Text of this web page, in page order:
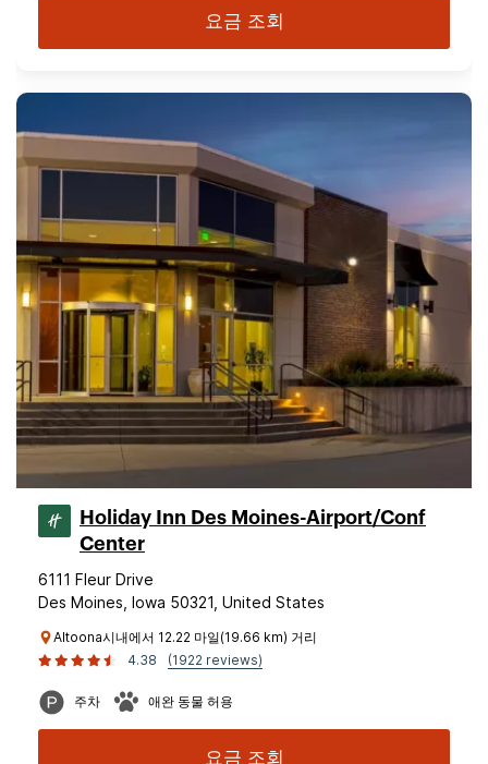
요금 조회
Holiday Inn Des Moines-Airport/Conf
Center
6111 Fleur Drive
Des Moines, Iowa 50321, United States
Altoona시내에서 12.22 마일(19.66 km) 거리
4.38
(1922 reviews)
주차 애완 동물 허용
요금 조회